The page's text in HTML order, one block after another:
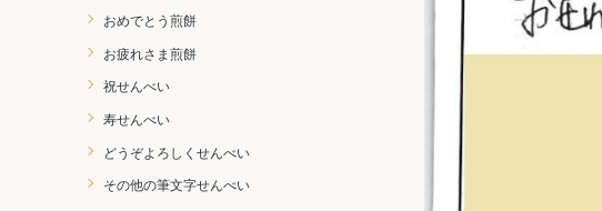
おめでとう煎餅
お疲れさま煎餅
祝せんべい
寿せんべい
どうぞよろしくせんべい
その他の筆文字せんべい